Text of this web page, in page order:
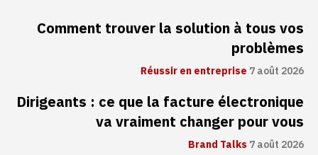
Comment trouver la solution à tous vos
problèmes
Réussir en entreprise 7 août 2026
Dirigeants : ce que la facture électronique
va vraiment changer pour vous
Brand Talks7 août 2026